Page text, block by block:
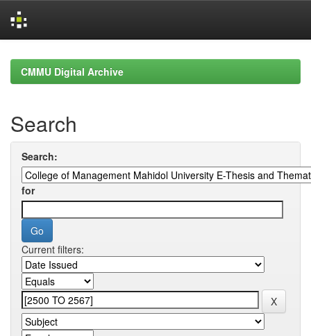
navigationCMMU Digital Archive
Search
Search:
for
Current filters: